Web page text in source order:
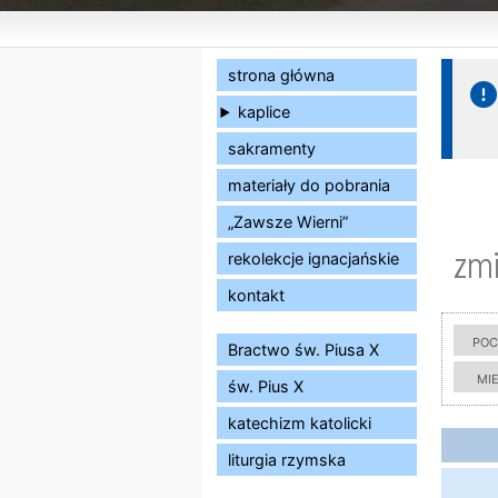
strona główna
kaplice
sakramenty
materiały do pobrania
„Zawsze Wierni”
rekolekcje ignacjańskie
kontakt
Bractwo św. Piusa X
św. Pius X
katechizm katolicki
liturgia rzymska